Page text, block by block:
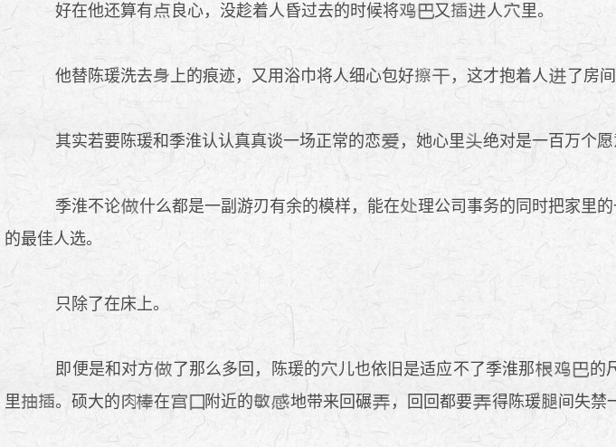
好在他还算有 良心，没趁着人昏过去的时候将 又 人 里。
他替陈瑗洗去 上的痕迹，又用浴巾将人细心包好 ，这才抱着人 了房间
其实若要陈瑗和季淮认认真真谈一场正常的恋 ，她心里 绝对是一百万个愿
季淮不论 什么都是一副游刃有余的模样，能在 理公司事务的同时把家里
的最佳人选。
只除了在床上。
即便是和对方 了那么多回，陈瑗的 儿也依旧是适应不了季淮那 的
里
。硕大的 在 附近的 地带来回碾 ，回回都要 得陈瑗 间失禁